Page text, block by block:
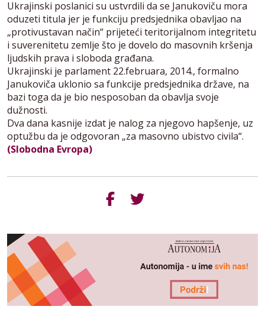
Ukrajinski poslanici su ustvrdili da se Janukoviču mora
oduzeti titula jer je funkciju predsjednika obavljao na
„protivustavan način“ prijeteći teritorijalnom integritetu
i suverenitetu zemlje što je dovelo do masovnih kršenja
ljudskih prava i sloboda građana.
Ukrajinski je parlament 22.februara, 2014., formalno
Janukoviča uklonio sa funkcije predsjednika države, na
bazi toga da je bio nesposoban da obavlja svoje
dužnosti.
Dva dana kasnije izdat je nalog za njegovo hapšenje, uz
optužbu da je odgovoran „za masovno ubistvo civila“.
(Slobodna Evropa)